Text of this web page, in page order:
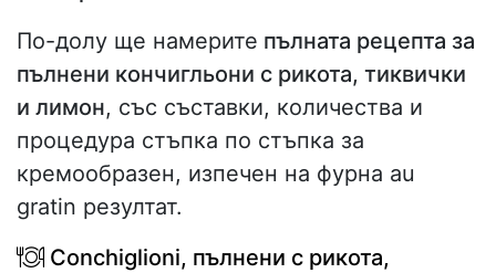
По-долу ще намерите пълната рецепта за
пълнени кончигльони с рикота, тиквички
и лимон, със съставки, количества и
процедура стъпка по стъпка за
кремообразен, изпечен на фурна au
gratin резултат.
Conchiglioni, пълнени с рикота,